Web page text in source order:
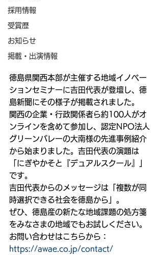
採用情報
受賞歴
お知らせ
掲載・出演情報
徳島県関西本部が主催する地域イノベー
ションセミナーに吉田代表が登壇し、徳
島新聞にその様子が掲載されました。
関西の企業・行政関係者ら約100人がオ
ンラインを含めて参加し、認定NPO法人
グリーンバレーの大南様の先進事例紹介
から始まりました。吉田代表の演題は
「にぎやかそと『デュアルスクール』」
です。
吉田代表からのメッセージは「複数が同
時選択できる社会を徳島から」。
ぜひ、徳島産の新たな地域課題の処方箋
をみなさまの地域でもお試しください。
お問い合わせはこちらから：
https://awae.co.jp/contact/